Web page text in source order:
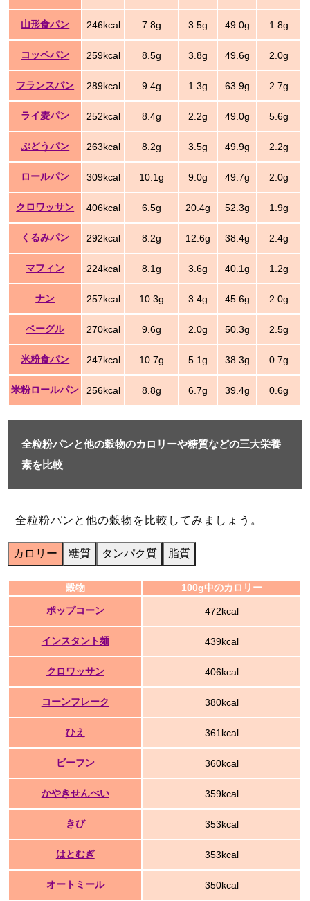
山形食パン 246kcal 7.8g 3.5g 49.0g 1.8g
コッペパン 259kcal 8.5g 3.8g 49.6g 2.0g
フランスパン 289kcal 9.4g 1.3g 63.9g 2.7g
ライ麦パン 252kcal 8.4g 2.2g 49.0g 5.6g
ぶどうパン 263kcal 8.2g 3.5g 49.9g 2.2g
ロールパン 309kcal 10.1g 9.0g 49.7g 2.0g
クロワッサン 406kcal 6.5g 20.4g 52.3g 1.9g
くるみパン 292kcal 8.2g 12.6g 38.4g 2.4g
マフィン 224kcal 8.1g 3.6g 40.1g 1.2g
ナン 257kcal 10.3g 3.4g 45.6g 2.0g
ベーグル 270kcal 9.6g 2.0g 50.3g 2.5g
米粉食パン 247kcal 10.7g 5.1g 38.3g 0.7g
米粉ロールパン 256kcal 8.8g 6.7g 39.4g 0.6g
全粒粉パンと他の穀物のカロリーや糖質などの三大栄養
素を比較
全粒粉パンと他の穀物を比較してみましょう。
カロリー 糖質 タンパク質 脂質
穀物 100g中のカロリー
ポップコーン 472kcal
インスタント麺 439kcal
クロワッサン 406kcal
コーンフレーク 380kcal
ひえ 361kcal
ビーフン 360kcal
かやきせんべい 359kcal
きび 353kcal
はとむぎ 353kcal
オートミール 350kcal